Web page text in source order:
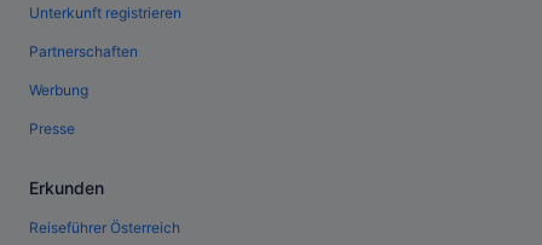
Unterkunft registrieren
Partnerschaften
Werbung
Presse
Erkunden
Reiseführer Österreich